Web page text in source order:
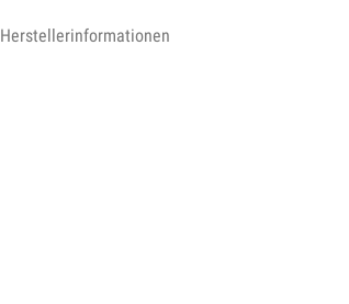
Herstellerinformationen